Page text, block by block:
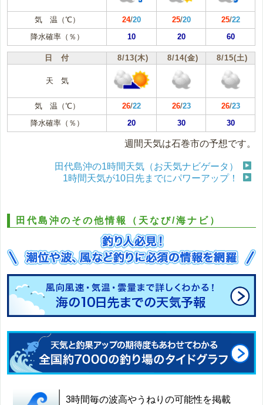
気 温（℃） 24/20 25/20 25/22
降水確率（％）
10 20 60
日 付 8/13(木) 8/14(金) 8/15(土)
天 気
気 温（℃） 26/22 26/23 26/23
降水確率（％）
20 30 30
週間天気は石巻市の予想です。
田代島沖の1時間天気（お天気ナビゲータ）
1時間天気が10日先までにパワーアップ！
田代島沖のその他情報（天なび/海ナビ）
3時間毎の波高やうねりの可能性を掲載